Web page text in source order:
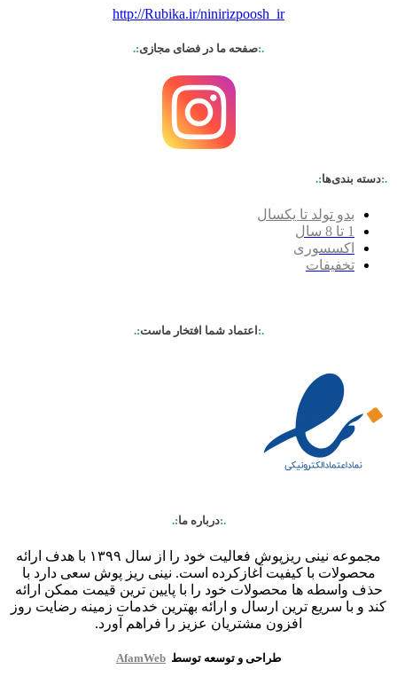
http://Rubika.ir/ninirizpoosh_ir
.:صفحه ما در فضای مجازی:.
.:دسته بندی‌ها:.
بدو تولد تا یکسال
1 تا 8 سال
اکسسوری
تخفیفات
.:اعتماد شما افتخار ماست:.
.:درباره ما:.
مجموعه نینی ریزپوش فعالیت خود را از سال ۱۳۹۹ با هدف ارائه
محصولات با کیفیت آغازکرده است. نینی ریز پوش سعی دارد با
حذف واسطه ها محصولات خود را با پایین ترین قیمت ممکن ارائه
کند و با سریع ترین ارسال و ارائه بهترین خدمات زمینه رضایت روز
افزون مشتریان عزیز را فراهم آورد.
طراحی و توسعه توسط AfamWeb